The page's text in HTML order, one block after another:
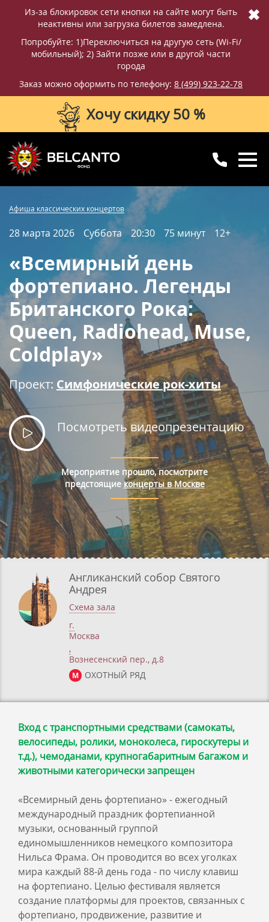
Из-за блокировок сети кнопки на сайте могут быть
неактивны или загрузка билетов замедлена.
Попробуйте: 1)Переключиться на другую сеть (Wi-Fi/
мобильный); 2) Зайти позже или в другой части
города
Заказ можно оформить по телефону: 8 (499) 923-22-78
✖
Хочу скидку 50 %
с 10:00 до 20:00
Фотографии
Вопросы и ответы Схема зала
Правила покупки билетов
Афиша классических концертов
28 марта 2026 Суббота 20:30 75 минут 12+
«Всемирный день
фортепиано. Легенды
Британского Рока:
Queen, Radiohead, Muse,
Coldplay»
Проект: Симфонические рок-хиты
Посмотреть видеопрезентацию
Англиканский собор Святого
Андрея
Схема зала
г.
Москва
,
Вознесенский пер., д.8
М ОХОТНЫЙ РЯД
Мероприятие прошло, посмотрите
предстоящие концерты в Москве
Вход с транспортными средствами (самокаты,
велосипеды, ролики, моноколеса, гироскутеры и
т.д.), чемоданами, крупногабаритным багажом и
животными категорически запрещен
«Всемирный день фортепиано» - ежегодный
международный праздник фортепианной
музыки, основанный группой
единомышленников немецкого композитора
Нильса Фрама. Он проводится во всех уголках
мира каждый 88-й день года - по числу клавиш
на фортепиано. Целью фестиваля является
создание платформы для проектов, связанных с
фортепиано, продвижение, развитие и